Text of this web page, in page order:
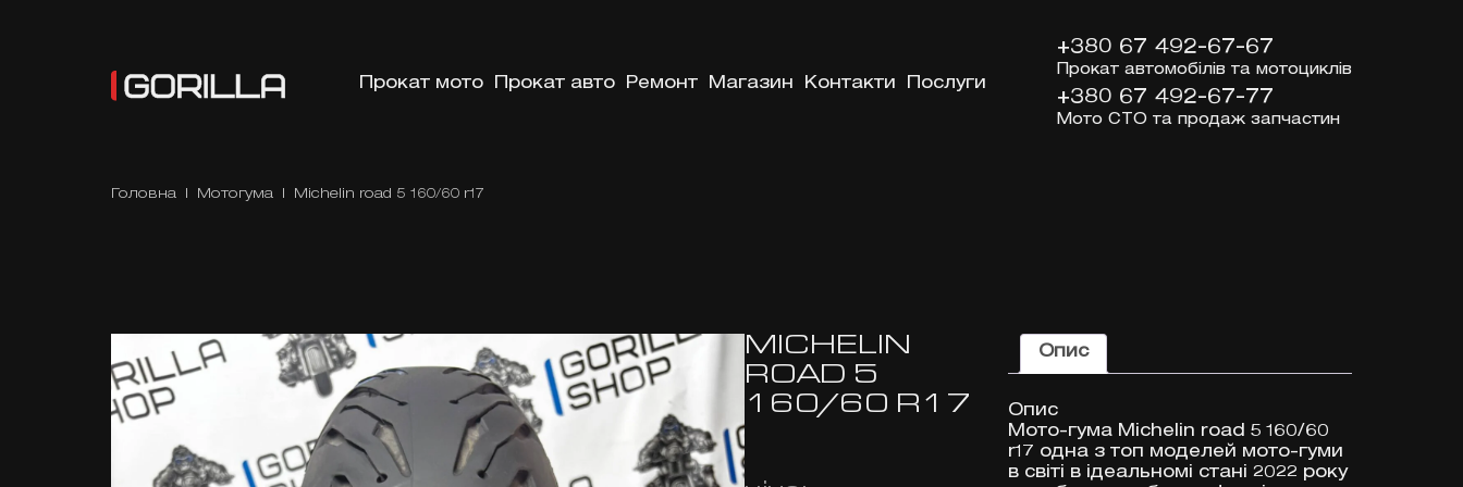
Прокат мото Прокат авто Ремонт Магазин Контакти Послуги
+380 67 492-67-67
Прокат автомобілів та мотоциклів
+380 67 492-67-77
Мото СТО та продаж запчастин
Головна | Мотогума | Michelin road 5 160/60 r17
MICHELIN
ROAD 5
160/60 R17
Опис
Опис
Мото-гума Michelin road 5 160/60
r17 одна з топ моделей мото-гуми
в світі в ідеальномі стані 2022 року